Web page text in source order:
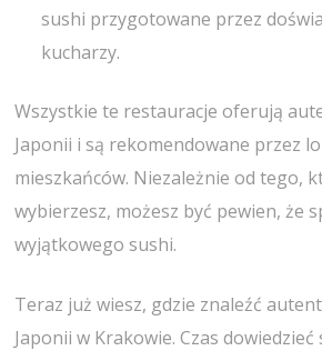
sushi przygotowane przez
kucharzy.
Wszystkie te restauracje oferują
Japonii i są rekomendowane przez
mieszkańców. Niezależnie od tego,
wybierzesz, możesz być pewien, że
wyjątkowego sushi.
Teraz już wiesz, gdzie znaleźć
Japonii w Krakowie. Czas dowiedzieć